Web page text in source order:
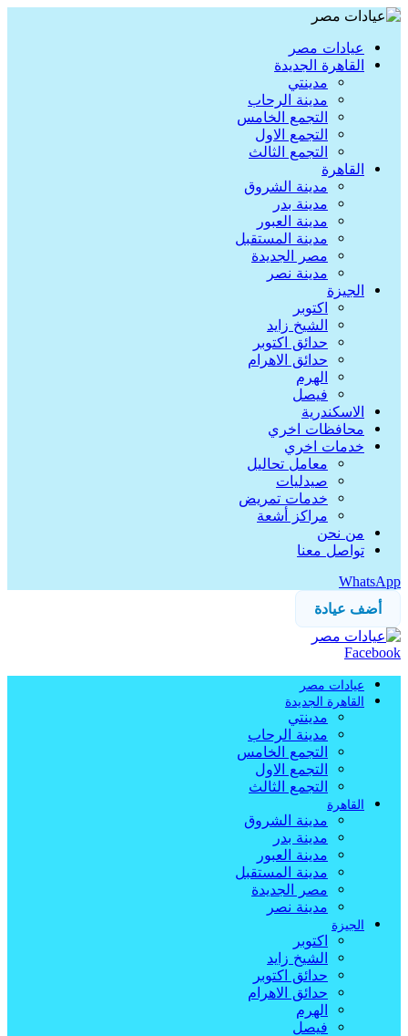
عيادات مصر
القاهرة الجديدة
مدينتي
مدينة الرحاب
التجمع الخامس
التجمع الاول
التجمع الثالث
القاهرة
مدينة الشروق
مدينة بدر
مدينة العبور
مدينة المستقبل
مصر الجديدة
مدينة نصر
الجيزة
اكتوبر
الشيخ زايد
حدائق اكتوبر
حدائق الاهرام
الهرم
فيصل
الاسكندرية
محافظات اخري
خدمات اخري
معامل تحاليل
صيدليات
خدمات تمريض
مراكز أشعة
من نحن
تواصل معنا
WhatsApp
أضف عيادة
Facebook
عيادات مصر
القاهرة الجديدة
مدينتي
مدينة الرحاب
التجمع الخامس
التجمع الاول
التجمع الثالث
القاهرة
مدينة الشروق
مدينة بدر
مدينة العبور
مدينة المستقبل
مصر الجديدة
مدينة نصر
الجيزة
اكتوبر
الشيخ زايد
حدائق اكتوبر
حدائق الاهرام
الهرم
فيصل